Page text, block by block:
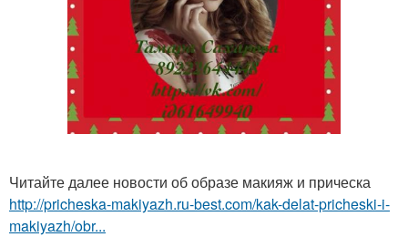
Читайте далее новости об образе макияж и прическа
http://pricheska-makiyazh.ru-best.com/kak-delat-pricheski-i-
makiyazh/obr...